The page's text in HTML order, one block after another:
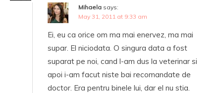
Mihaela says:
May 31, 2011 at 9:33 am
Ei, eu ca orice om ma mai enervez, ma mai
supar. El niciodata. O singura data a fost
suparat pe noi, cand l-am dus la veterinar si
apoi i-am facut niste bai recomandate de
doctor. Era pentru binele lui, dar el nu stia.